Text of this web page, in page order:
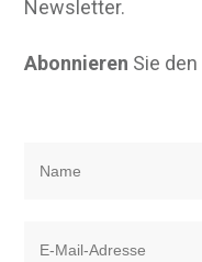
Newsletter.
Abonnieren Sie den